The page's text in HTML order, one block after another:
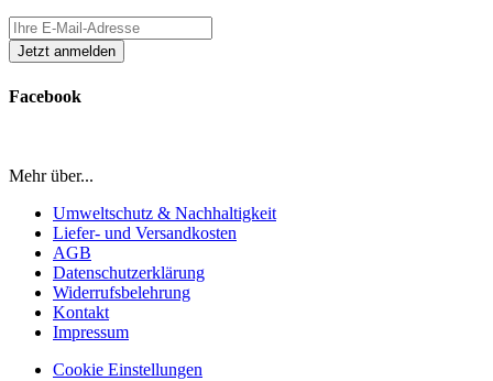
Facebook
Mehr über...
Umweltschutz & Nachhaltigkeit
Liefer- und Versandkosten
AGB
Datenschutzerklärung
Widerrufsbelehrung
Kontakt
Impressum
Cookie Einstellungen